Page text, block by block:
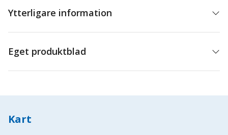
Ytterligare information
Eget produktblad
Kart